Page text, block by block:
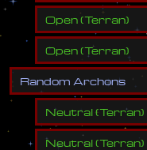
Open(Terran)
Open(Terran)
Random Archons
Neutral(Terran)
Neutral(Terran)